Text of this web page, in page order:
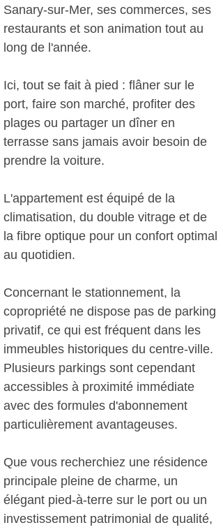
Sanary-sur-Mer, ses commerces, ses
restaurants et son animation tout au
long de l'année.
Ici, tout se fait à pied : flâner sur le
port, faire son marché, profiter des
plages ou partager un dîner en
terrasse sans jamais avoir besoin de
prendre la voiture.
L'appartement est équipé de la
climatisation, du double vitrage et de
la fibre optique pour un confort optimal
au quotidien.
Concernant le stationnement, la
copropriété ne dispose pas de parking
privatif, ce qui est fréquent dans les
immeubles historiques du centre-ville.
Plusieurs parkings sont cependant
accessibles à proximité immédiate
avec des formules d'abonnement
particulièrement avantageuses.
Que vous recherchiez une résidence
principale pleine de charme, un
élégant pied-à-terre sur le port ou un
investissement patrimonial de qualité,